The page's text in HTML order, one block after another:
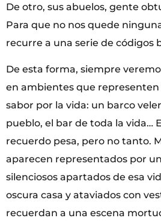
De otro, sus abuelos, gente
Para que no nos quede
recurre a una serie de códigos
De esta forma, siempre
en ambientes que representen
sabor por la vida: un barco
pueblo, el bar de toda la vida…
recuerdo pesa, pero no tanto.
aparecen representados por
silenciosos apartados de esa
oscura casa y ataviados con
recuerdan a una escena